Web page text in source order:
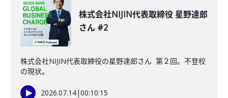
株式会社NIJIN代表取締役 星野達郎
さん #2
株式会社NIJIN代表取締役の星野達郎さん 第２回。不登校
の現状。
2026.07.14|00:10:15